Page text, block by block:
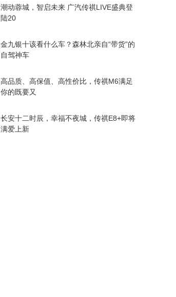
潮动蓉城，智启未来 广汽传祺LIVE盛典登
陆20
金九银十该看什么车？森林北亲自“带货”的
自驾神车
高品质、高保值、高性价比，传祺M6满足
你的既要又
长安十二时辰，幸福不夜城，传祺E8+即将
满爱上新